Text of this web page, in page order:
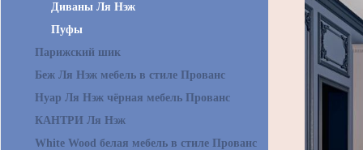
Диваны Ля Нэж
Пуфы
Парижский шик
Беж Ля Нэж мебель в стиле Прованс
Нуар Ля Нэж чёрная мебель Прованс
КАНТРИ Ля Нэж
White Wood белая мебель в стиле Прованс